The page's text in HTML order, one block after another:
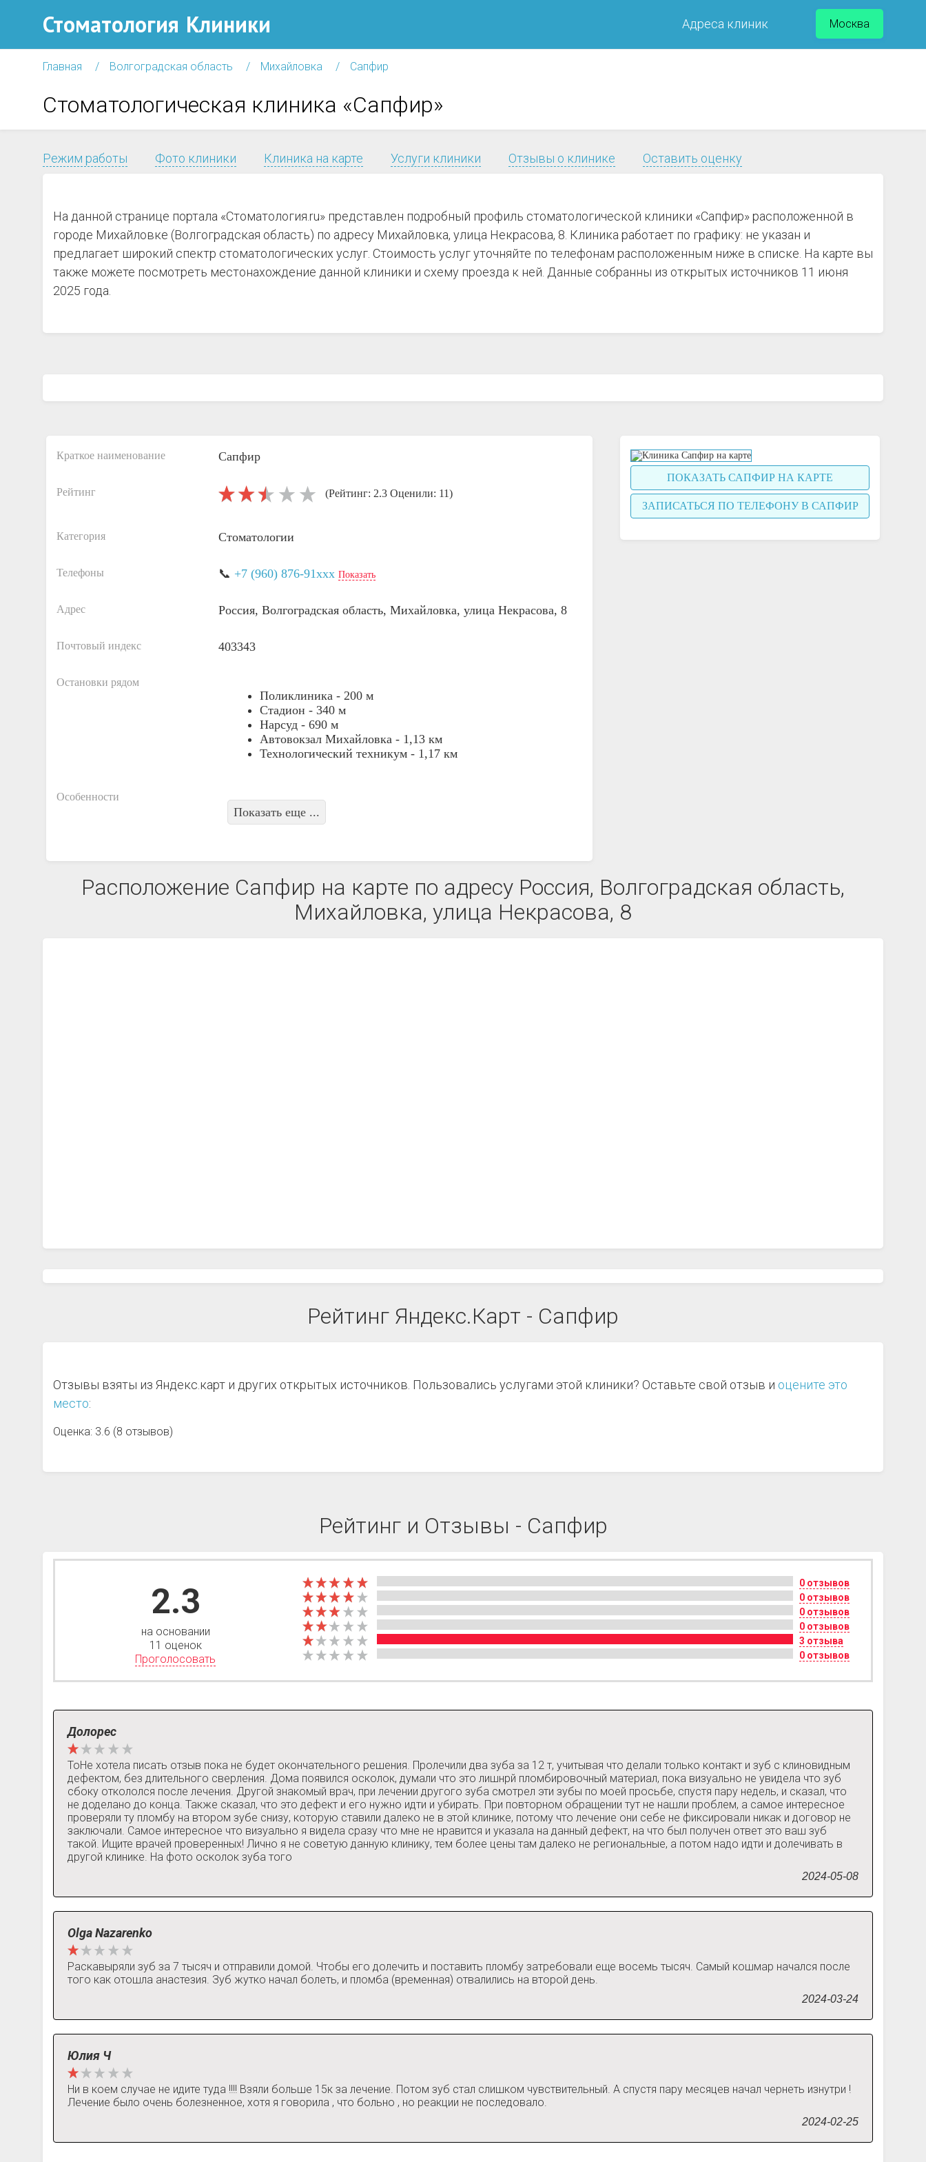
Стоматология Клиники Адреса клиник Москва
Главная Волгоградская область Михайловка Сапфир
Стоматологическая клиника «Сапфир»
Режим работы Фото клиники Клиника на карте Услуги клиники Отзывы о клинике Оставить оценку
На данной странице портала «Стоматология.ru» представлен подробный профиль стоматологической клиники «Сапфир» расположенной в
городе Михайловке (Волгоградская область) по адресу Михайловка, улица Некрасова, 8. Клиника работает по графику: не указан и
предлагает широкий спектр стоматологических услуг. Стоимость услуг уточняйте по телефонам расположенным ниже в списке. На карте вы
также можете посмотреть местонахождение данной клиники и схему проезда к ней. Данные собранны из открытых источников 11 июня
2025 года.
Краткое наименование Сапфир
Рейтинг (Рейтинг: 2.3 Оценили: 11)
Категория Стоматологии
Телефоны 📞 +7 (960) 876-91xxx Показать
Адрес Россия, Волгоградская область, Михайловка, улица Некрасова, 8
Почтовый индекс 403343
Остановки рядом
Поликлиника - 200 м
Стадион - 340 м
Нарсуд - 690 м
Автовокзал Михайловка - 1,13 км
Технологический техникум - 1,17 км
Особенности
Показать еще ...
ПОКАЗАТЬ САПФИР НА КАРТЕ
ЗАПИСАТЬСЯ ПО ТЕЛЕФОНУ В САПФИР
Расположение Сапфир на карте по адресу Россия, Волгоградская область,
Михайловка, улица Некрасова, 8
Рейтинг Яндекс.Карт - Сапфир
Отзывы взяты из Яндекс.карт и других открытых источников. Пользовались услугами этой клиники? Оставьте свой отзыв и оцените это
место:
Оценка: 3.6 (8 отзывов)
Рейтинг и Отзывы - Сапфир
2.3
на основании
11 оценок
Проголосовать
0 отзывов
0 отзывов
0 отзывов
0 отзывов
3 отзыва
0 отзывов
Долорес
ТоНе хотела писать отзыв пока не будет окончательного решения. Пролечили два зуба за 12 т, учитывая что делали только контакт и зуб с клиновидным
дефектом, без длительного сверления. Дома появился осколок, думали что это лишнрй пломбировочный материал, пока визуально не увидела что зуб
сбоку откололся после лечения. Другой знакомый врач, при лечении другого зуба смотрел эти зубы по моей просьбе, спустя пару недель, и сказал, что
не доделано до конца. Также сказал, что это дефект и его нужно идти и убирать. При повторном обращении тут не нашли проблем, а самое интересное
проверяли ту пломбу на втором зубе снизу, которую ставили далеко не в этой клинике, потому что лечение они себе не фиксировали никак и договор не
заключали. Самое интересное что визуально я видела сразу что мне не нравится и указала на данный дефект, на что был получен ответ это ваш зуб
такой. Ищите врачей проверенных! Лично я не советую данную клинику, тем более цены там далеко не региональные, а потом надо идти и долечивать в
другой клинике. На фото осколок зуба того
2024-05-08
Olga Nazarenko
Раскавыряли зуб за 7 тысяч и отправили домой. Чтобы его долечить и поставить пломбу затребовали еще восемь тысяч. Самый кошмар начался после
того как отошла анастезия. Зуб жутко начал болеть, и пломба (временная) отвалились на второй день.
2024-03-24
Юлия Ч
Ни в коем случае не идите туда !!!! Взяли больше 15к за лечение. Потом зуб стал слишком чувствительный. А спустя пару месяцев начал чернеть изнутри !
Лечение было очень болезненное, хотя я говорила , что больно , но реакции не последовало.
2024-02-25